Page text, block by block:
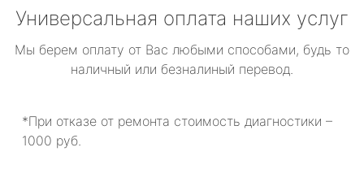
Универсальная оплата наших услуг
Мы берем оплату от Вас любыми способами, будь то
наличный или безналиный перевод.
*При отказе от ремонта стоимость диагностики –
1000 руб.